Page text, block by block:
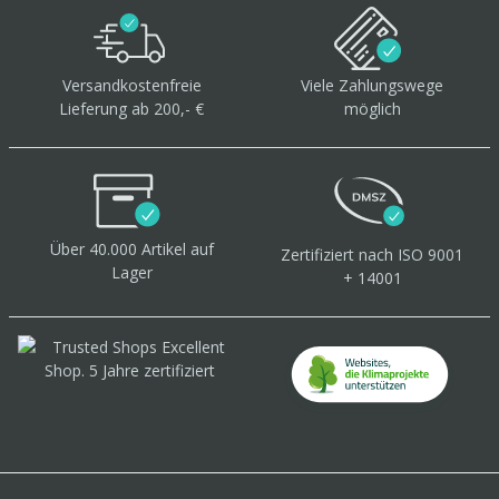
Versandkostenfreie
Lieferung ab 200,- €
Viele Zahlungswege
möglich
Über 40.000 Artikel auf
Lager
Zertifiziert nach ISO 9001
+ 14001